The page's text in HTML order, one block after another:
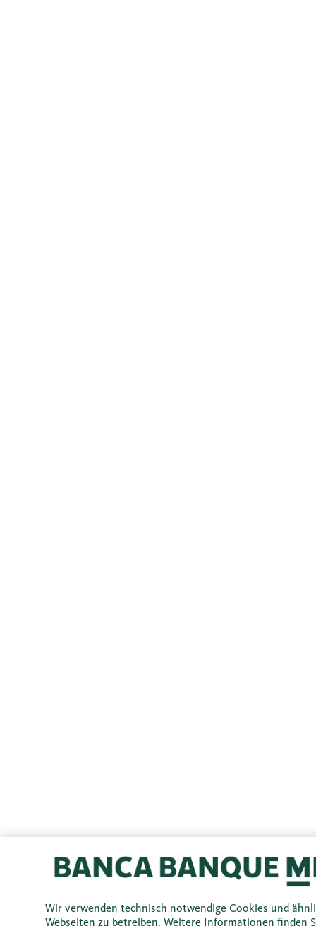
Wir verwenden technisch notwendige Cookies und
Webseiten zu betreiben. Weitere Informationen finden